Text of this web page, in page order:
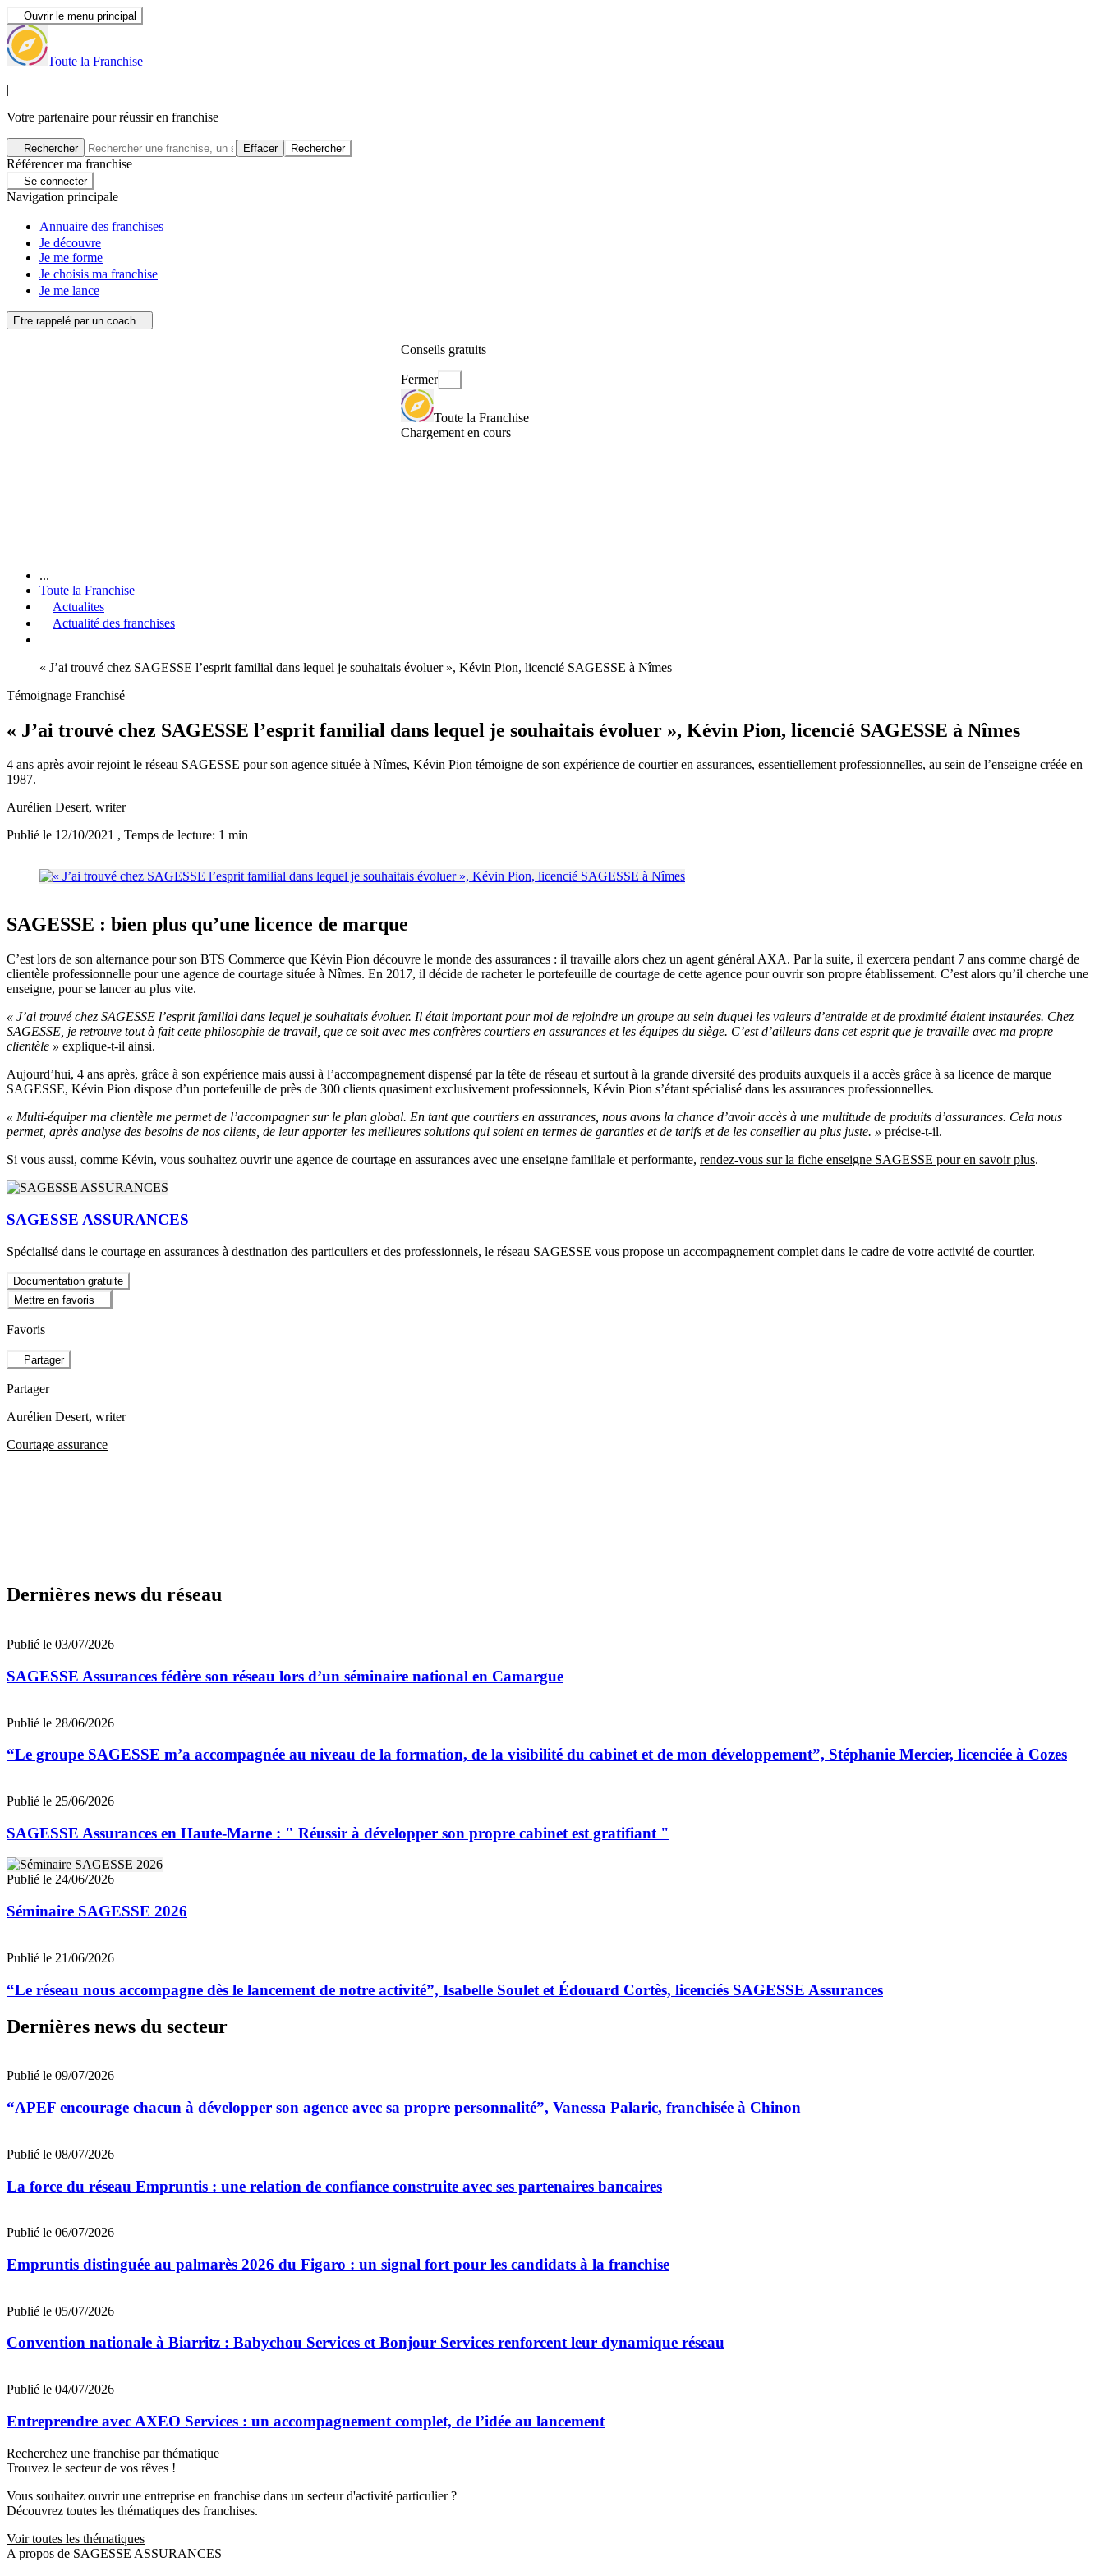
Ouvrir le menu principal
Toute la Franchise
|
Votre partenaire pour réussir en franchise
Rechercher Effacer Rechercher
Référencer ma franchise
Se connecter
Navigation principale
Annuaire des franchises
Je découvre
Je me forme
Je choisis ma franchise
Je me lance
Etre rappelé par un coach
Conseils gratuits
Fermer
Toute la Franchise
Chargement en cours
...
Toute la Franchise
Actualites
Actualité des franchises
« J’ai trouvé chez SAGESSE l’esprit familial dans lequel je souhaitais évoluer », Kévin Pion, licencié SAGESSE à Nîmes
Témoignage Franchisé
« J’ai trouvé chez SAGESSE l’esprit familial dans lequel je souhaitais évoluer », Kévin Pion, licencié SAGESSE à Nîmes
4 ans après avoir rejoint le réseau SAGESSE pour son agence située à Nîmes, Kévin Pion témoigne de son expérience de courtier en assurances, essentiellement professionnelles, au sein de l’enseigne créée en
1987.
Aurélien Desert, writer
Publié le 12/10/2021 , Temps de lecture: 1 min
SAGESSE : bien plus qu’une licence de marque
C’est lors de son alternance pour son BTS Commerce que Kévin Pion découvre le monde des assurances : il travaille alors chez un agent général AXA. Par la suite, il exercera pendant 7 ans comme chargé de
clientèle professionnelle pour une agence de courtage située à Nîmes. En 2017, il décide de racheter le portefeuille de courtage de cette agence pour ouvrir son propre établissement. C’est alors qu’il cherche une
enseigne, pour se lancer au plus vite.
« J’ai trouvé chez SAGESSE l’esprit familial dans lequel je souhaitais évoluer. Il était important pour moi de rejoindre un groupe au sein duquel les valeurs d’entraide et de proximité étaient instaurées. Chez
SAGESSE, je retrouve tout à fait cette philosophie de travail, que ce soit avec mes confrères courtiers en assurances et les équipes du siège. C’est d’ailleurs dans cet esprit que je travaille avec ma propre
clientèle » explique-t-il ainsi.
Aujourd’hui, 4 ans après, grâce à son expérience mais aussi à l’accompagnement dispensé par la tête de réseau et surtout à la grande diversité des produits auxquels il a accès grâce à sa licence de marque
SAGESSE, Kévin Pion dispose d’un portefeuille de près de 300 clients quasiment exclusivement professionnels, Kévin Pion s’étant spécialisé dans les assurances professionnelles.
« Multi-équiper ma clientèle me permet de l’accompagner sur le plan global. En tant que courtiers en assurances, nous avons la chance d’avoir accès à une multitude de produits d’assurances. Cela nous
permet, après analyse des besoins de nos clients, de leur apporter les meilleures solutions qui soient en termes de garanties et de tarifs et de les conseiller au plus juste. » précise-t-il.
Si vous aussi, comme Kévin, vous souhaitez ouvrir une agence de courtage en assurances avec une enseigne familiale et performante, rendez-vous sur la fiche enseigne SAGESSE pour en savoir plus.
SAGESSE ASSURANCES
Spécialisé dans le courtage en assurances à destination des particuliers et des professionnels, le réseau SAGESSE vous propose un accompagnement complet dans le cadre de votre activité de courtier.
Documentation gratuite
Mettre en favoris
Favoris
Partager
Partager
Aurélien Desert, writer
Courtage assurance
Dernières news du réseau
Publié le 03/07/2026
SAGESSE Assurances fédère son réseau lors d’un séminaire national en Camargue
Publié le 28/06/2026
“Le groupe SAGESSE m’a accompagnée au niveau de la formation, de la visibilité du cabinet et de mon développement”, Stéphanie Mercier, licenciée à Cozes
Publié le 25/06/2026
SAGESSE Assurances en Haute-Marne : " Réussir à développer son propre cabinet est gratifiant "
Publié le 24/06/2026
Séminaire SAGESSE 2026
Publié le 21/06/2026
“Le réseau nous accompagne dès le lancement de notre activité”, Isabelle Soulet et Édouard Cortès, licenciés SAGESSE Assurances
Dernières news du secteur
Publié le 09/07/2026
“APEF encourage chacun à développer son agence avec sa propre personnalité”, Vanessa Palaric, franchisée à Chinon
Publié le 08/07/2026
La force du réseau Empruntis : une relation de confiance construite avec ses partenaires bancaires
Publié le 06/07/2026
Empruntis distinguée au palmarès 2026 du Figaro : un signal fort pour les candidats à la franchise
Publié le 05/07/2026
Convention nationale à Biarritz : Babychou Services et Bonjour Services renforcent leur dynamique réseau
Publié le 04/07/2026
Entreprendre avec AXEO Services : un accompagnement complet, de l’idée au lancement
Recherchez une franchise par thématique
Trouvez le secteur de vos rêves !
Vous souhaitez ouvrir une entreprise en franchise dans un secteur d'activité particulier ?
Découvrez toutes les thématiques des franchises.
Voir toutes les thématiques
A propos de SAGESSE ASSURANCES